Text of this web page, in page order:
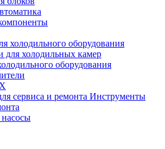
холодильного оборудования
для холодильных камер
оборудования
Инструменты